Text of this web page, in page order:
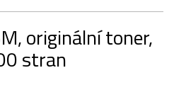
originální toner,
stran